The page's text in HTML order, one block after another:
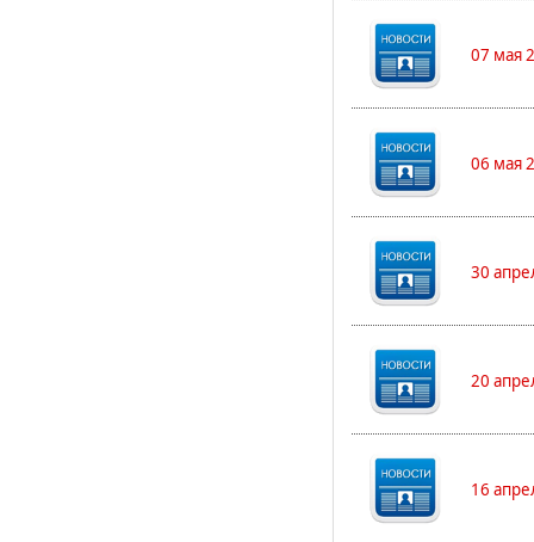
07 мая
06 мая
30
20
16